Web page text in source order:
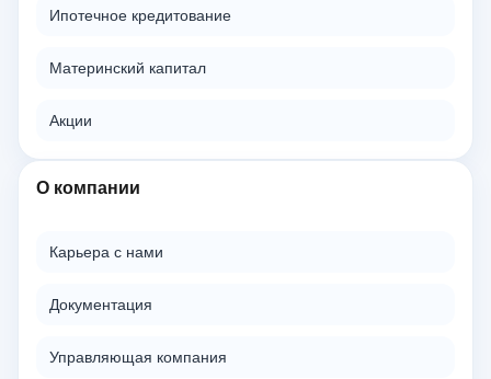
Ипотечное кредитование
Материнский капитал
Акции
О компании
Карьера с нами
Документация
Управляющая компания